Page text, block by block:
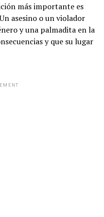
más importante es
asesino o un violador
y una palmadita en la
y que su lugar